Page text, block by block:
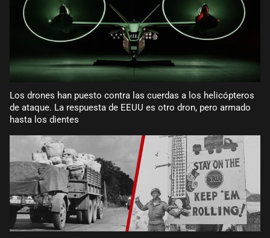
Los drones han puesto contra las cuerdas a los helicópteros
de ataque. La respuesta de EEUU es otro dron, pero armado
hasta los dientes